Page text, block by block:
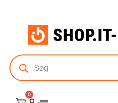
0